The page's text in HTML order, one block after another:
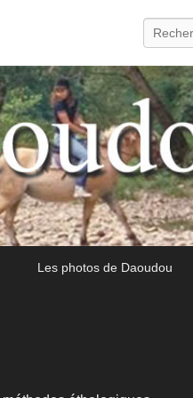
Recherche
Les photos de Daoudou